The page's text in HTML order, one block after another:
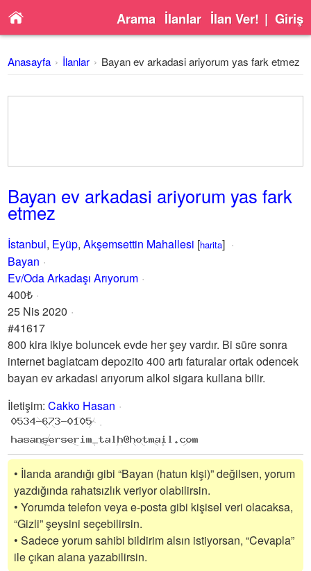
Arama İlanlar İlan Ver! | Giriş
Anasayfa İlanlar Bayan ev arkadasi ariyorum yas fark etmez
Bayan ev arkadasi ariyorum yas fark
etmez
İstanbul, Eyüp,Akşemsettin Mahallesi [harita]
Bayan
Ev/Oda Arkadaşı Arıyorum
400₺
25 Nis 2020
#41617
800 kira ikiye boluncek evde her şey vardır. Bi süre sonra
internet baglatcam depozito 400 artı faturalar ortak odencek
bayan ev arkadasi arıyorum alkol sigara kullana bilir.
İletişim:Cakko Hasan
• İlanda arandığı gibi “Bayan (hatun kişi)” değilsen, yorum
yazdığında rahatsızlık veriyor olabilirsin.
• Yorumda telefon veya e-posta gibi kişisel veri olacaksa,
“Gizli” şeysini seçebilirsin.
• Sadece yorum sahibi bildirim alsın istiyorsan, “Cevapla”
ile çıkan alana yazabilirsin.